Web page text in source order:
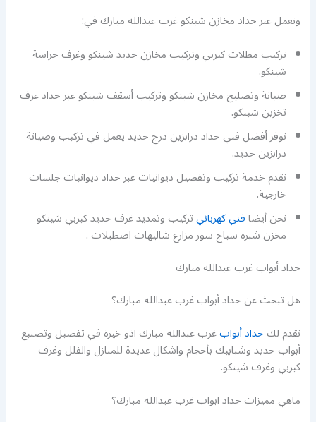
ونعمل عبر حداد مخازن شينكو غرب عبدالله مبارك في:
تركيب مظلات كيربي وتركيب مخازن حديد شينكو وغرف حراسة
شينكو.
صيانة وتصليح مخازن شينكو وتركيب أسقف شينكو عبر حداد غرف
تخزين شينكو.
نوفر أفضل فني حداد درابزين درج حديد يعمل في تركيب وصيانة
درابزين حديد.
نقدم خدمة تركيب وتفصيل ديوانيات عبر حداد ديوانيات جلسات
خارجية.
نحن أيضافني كهربائيتركيب وتمديد غرف حديد كيربي شينكو
مخزن شبره سياج سور مزارع شاليهات اصطبلات .
حداد أبواب غرب عبدالله مبارك
هل تبحث عن حداد أبواب غرب عبدالله مبارك؟
نقدم لكحداد أبوابغرب عبدالله مبارك اذو خيرة في تفصيل وتصنيع
أبواب حديد وشبابيك بأحجام واشكال عديدة للمنازل والفلل وغرف
كيربي وغرف شينكو.
ماهي مميزات حداد ابواب غرب عبدالله مبارك؟